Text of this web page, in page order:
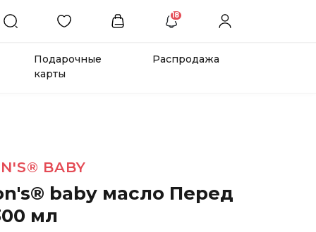
18
Подарочные
карты
Распродажа
BABY
baby масло Перед
мл